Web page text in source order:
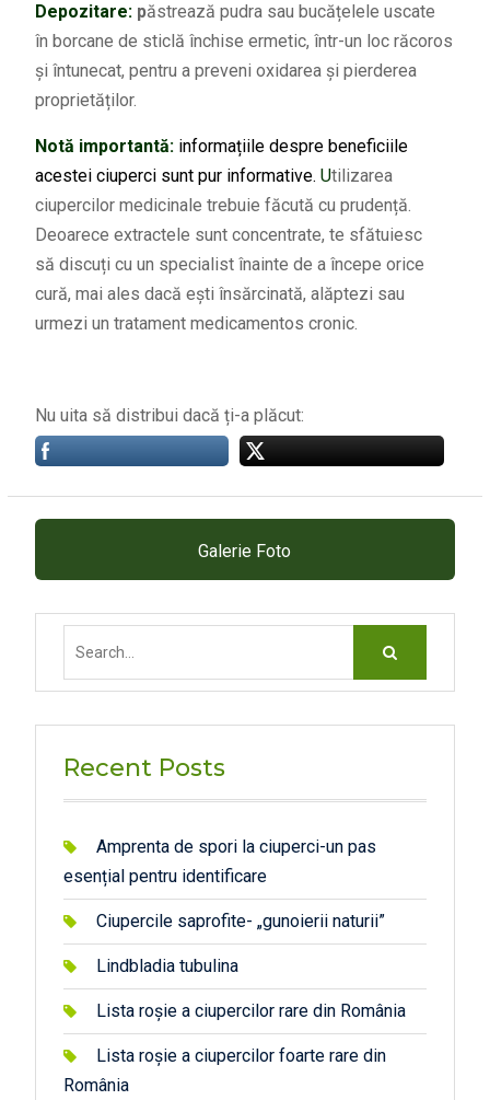
Depozitare:păstrează pudra sau bucățelele uscate
în borcane de sticlă închise ermetic, într-un loc răcoros
și întunecat, pentru a preveni oxidarea și pierderea
proprietăților.
Notă importantă: informațiile despre beneficiile
acestei ciuperci sunt pur informative. Utilizarea
ciupercilor medicinale trebuie făcută cu prudență.
Deoarece extractele sunt concentrate, te sfătuiesc
să discuți cu un specialist înainte de a începe orice
cură, mai ales dacă ești însărcinată, alăptezi sau
urmezi un tratament medicamentos cronic.
Nu uita să distribui dacă ți-a plăcut:
Galerie Foto
Recent Posts
Amprenta de spori la ciuperci-un pas
esențial pentru identificare
Ciupercile saprofite- „gunoierii naturii”
Lindbladia tubulina
Lista roșie a ciupercilor rare din România
Lista roșie a ciupercilor foarte rare din
România